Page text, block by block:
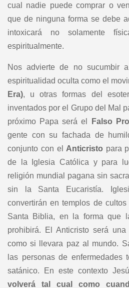
cual nadie puede comprar o
que de ninguna forma se debe
intoxicará no solamente
espiritualmente.
Nos advierte de no sucumbir
espiritualidad oculta como el
Era), u otras formas del
inventados por el Grupo del Mal
próximo Papa será el
Falso
gente con su fachada de
conjunto con el Anticristo para
de la Iglesia Católica y para
religión mundial pagana sin
sin la Santa Eucaristía.
convertirán en templos de
Santa Biblia, en la forma que
prohibirá. El Anticristo será
como si llevara paz al mundo.
las personas de enfermedades
satánico. En este contexto
volverá tal cual como